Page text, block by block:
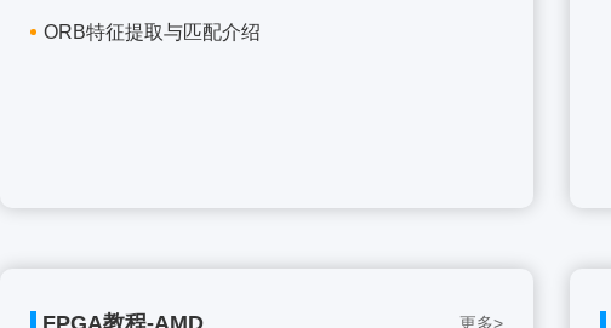
ORB特征提取与匹配介绍
FPGA教程-AMD 更多>